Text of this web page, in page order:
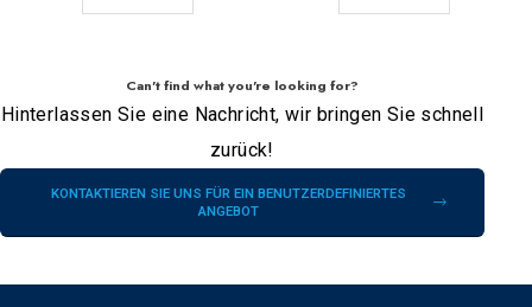
Can't find what you're looking for?
Hinterlassen Sie eine Nachricht, wir bringen Sie schnell
zurück!
KONTAKTIEREN SIE UNS FÜR EIN BENUTZERDEFINIERTES
ANGEBOT